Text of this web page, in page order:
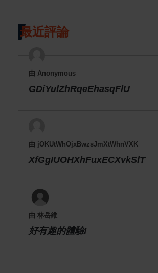
最近評論
由 Anonymous
GDiYulZhRqeEhasqFlU
由 jOKUtWhOjxBwzsJmXtWhnVXK
XfGgIUOHXhFuxECXvkSlT
由 林岳維
好有趣的體驗!